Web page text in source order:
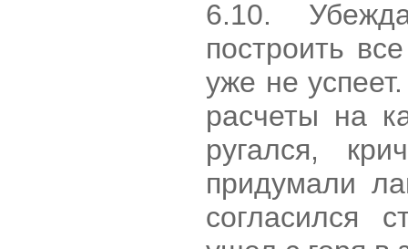
6.10.
построить
уже не
расчеты на
ругался,
придумали
согласился